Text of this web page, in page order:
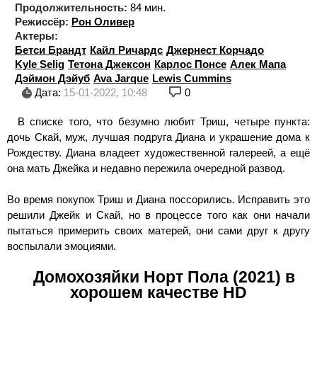
Продолжительность: 84 мин.
Режиссёр: Рон Оливер
Актеры:
Бетси Брандт Кайл Ричардс Джернест Корчадо
Kyle Selig Тетона Джексон Карлос Понсе Алек Мапа
Дэймон Дэйуб Ava Jarque Lewis Cummins
Дата: 15-01-2022, 10:48 0
В списке того, что безумно любит Триш, четыре пункта:
дочь Скай, муж, лучшая подруга Диана и украшение дома к
Рождеству. Диана владеет художественной галереей, а ещё
она мать Джейка и недавно пережила очередной развод.
Во время покупок Триш и Диана поссорились. Исправить это
решили Джейк и Скай, но в процессе того как они начали
пытаться примерить своих матерей, они сами друг к другу
воспылали эмоциями.
Домохозяйки Норт Пола (2021) в
хорошем качестве HD